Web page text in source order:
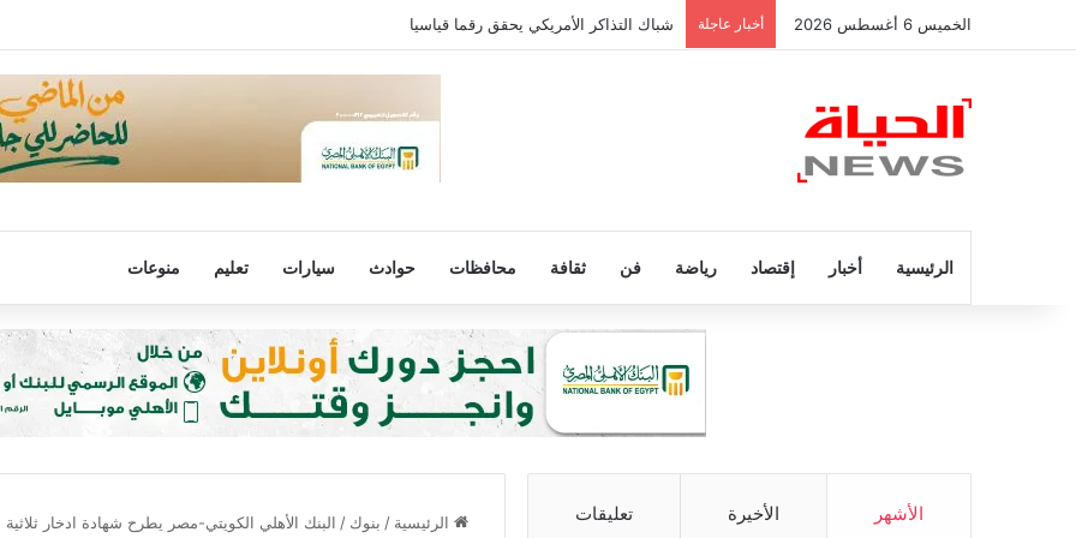
الخميس 6 أغسطس 2026 أخبار عاجلة شباك التذاكر الأمريكي يحقق رقما قياسيا
الرئيسية أخبار إقتصاد رياضة فن ثقافة محافظات حوادث سيارات تعليم منوعات
الرئيسية / بنوك / البنك الأهلي الكويتي-مصر يطرح شهادة ادخار ثلاثية الأشهر الأخيرة تعليقات